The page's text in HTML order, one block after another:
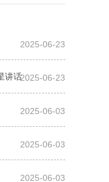
2025-06-23
讲话2025-06-23
2025-06-03
2025-06-03
2025-06-03